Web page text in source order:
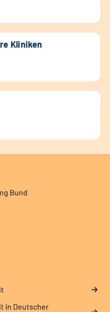
Kliniken
Bund
in Deutscher